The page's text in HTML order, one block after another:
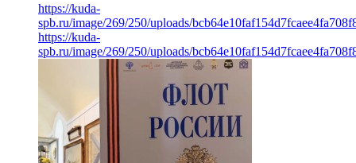
https://kuda-
spb.ru/image/269/250/uploads/
https://kuda-
spb.ru/image/269/250/uploads/